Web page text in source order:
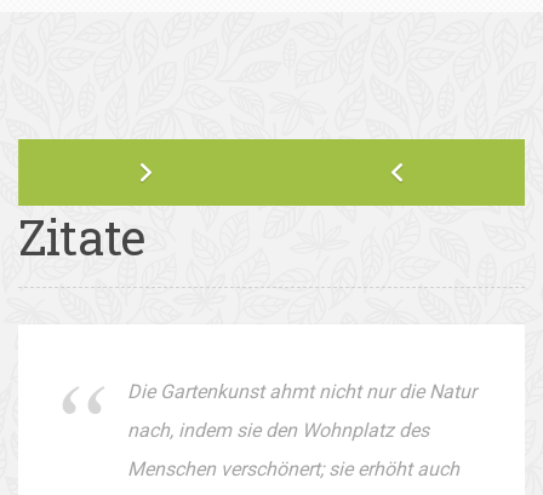
Zitate
Die Gartenkunst ahmt nicht nur die Natur
nach, indem sie den Wohnplatz des
Menschen verschönert; sie erhöht auch